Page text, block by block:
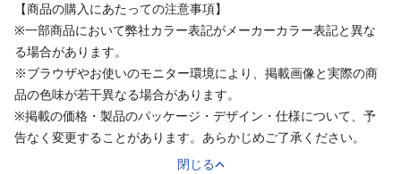
【商品の購入にあたっての注意事項】
※一部商品において弊社カラー表記がメーカーカラー表記と異な
る場合があります。
※ブラウザやお使いのモニター環境により、掲載画像と実際の商
品の色味が若干異なる場合があります。
※掲載の価格・製品のパッケージ・デザイン・仕様について、予
告なく変更することがあります。あらかじめご了承ください。
閉じる